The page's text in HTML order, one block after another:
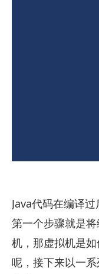
Java代码在编译
第一个步骤就是
机，那虚拟机是
呢，接下来以一